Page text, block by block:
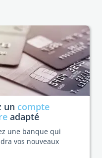
un compte
adapté
une banque qui
vos nouveaux